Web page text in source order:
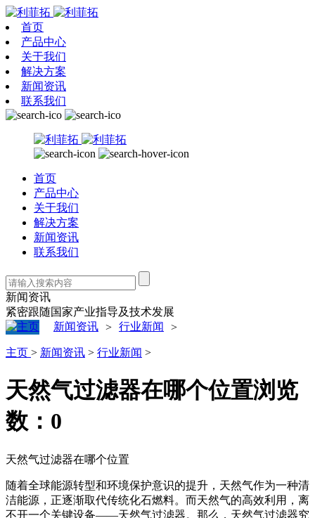
首页
产品中心
关于我们
解决方案
新闻资讯
联系我们
首页
产品中心
关于我们
解决方案
新闻资讯
联系我们
新闻资讯
紧密跟随国家产业指导及技术发展
新闻资讯 > 行业新闻 >
主页 > 新闻资讯 > 行业新闻 >
天然气过滤器在哪个位置浏览
数： 0
天然气过滤器在哪个位置
随着全球能源转型和环境保护意识的提升，天然气作为一种清
洁能源，正逐渐取代传统化石燃料。而天然气的高效利用，离
不开一个关键设备——天然气过滤器。那么，天然气过滤器究